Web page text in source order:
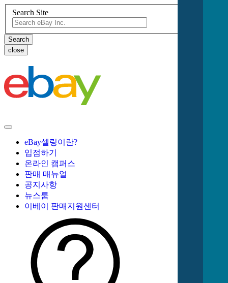
Search Site
close
eBay셀링이란?
입점하기
온라인 캠퍼스
판매 매뉴얼
공지사항
뉴스룸
이베이 판매지원센터